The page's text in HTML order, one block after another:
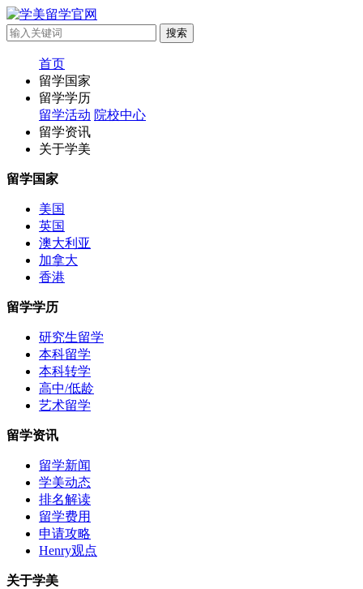
首页
留学国家
留学学历
留学活动 院校中心
留学资讯
关于学美
留学国家
美国
英国
澳大利亚
加拿大
香港
留学学历
研究生留学
本科留学
本科转学
高中/低龄
艺术留学
留学资讯
留学新闻
学美动态
排名解读
留学费用
申请攻略
Henry观点
关于学美